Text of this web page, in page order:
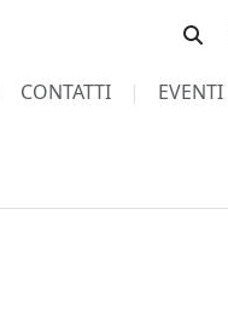
CONTATTI EVENTI